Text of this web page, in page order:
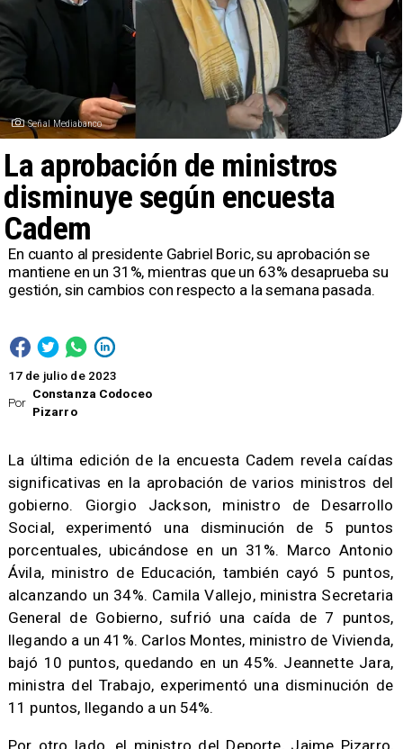
Señal Mediabanco
Por
Constanza Codoceo
Pizarro
La aprobación de ministros
disminuye según encuesta
Cadem
17 de julio de 2023
En cuanto al presidente Gabriel Boric, su aprobación se
mantiene en un 31%, mientras que un 63% desaprueba su
gestión, sin cambios con respecto a la semana pasada.
La última edición de la encuesta Cadem revela caídas
significativas en la aprobación de varios ministros del
gobierno. Giorgio Jackson, ministro de Desarrollo
Social, experimentó una disminución de 5 puntos
porcentuales, ubicándose en un 31%. Marco Antonio
Ávila, ministro de Educación, también cayó 5 puntos,
alcanzando un 34%. Camila Vallejo, ministra Secretaria
General de Gobierno, sufrió una caída de 7 puntos,
llegando a un 41%. Carlos Montes, ministro de Vivienda,
bajó 10 puntos, quedando en un 45%. Jeannette Jara,
ministra del Trabajo, experimentó una disminución de
11 puntos, llegando a un 54%.